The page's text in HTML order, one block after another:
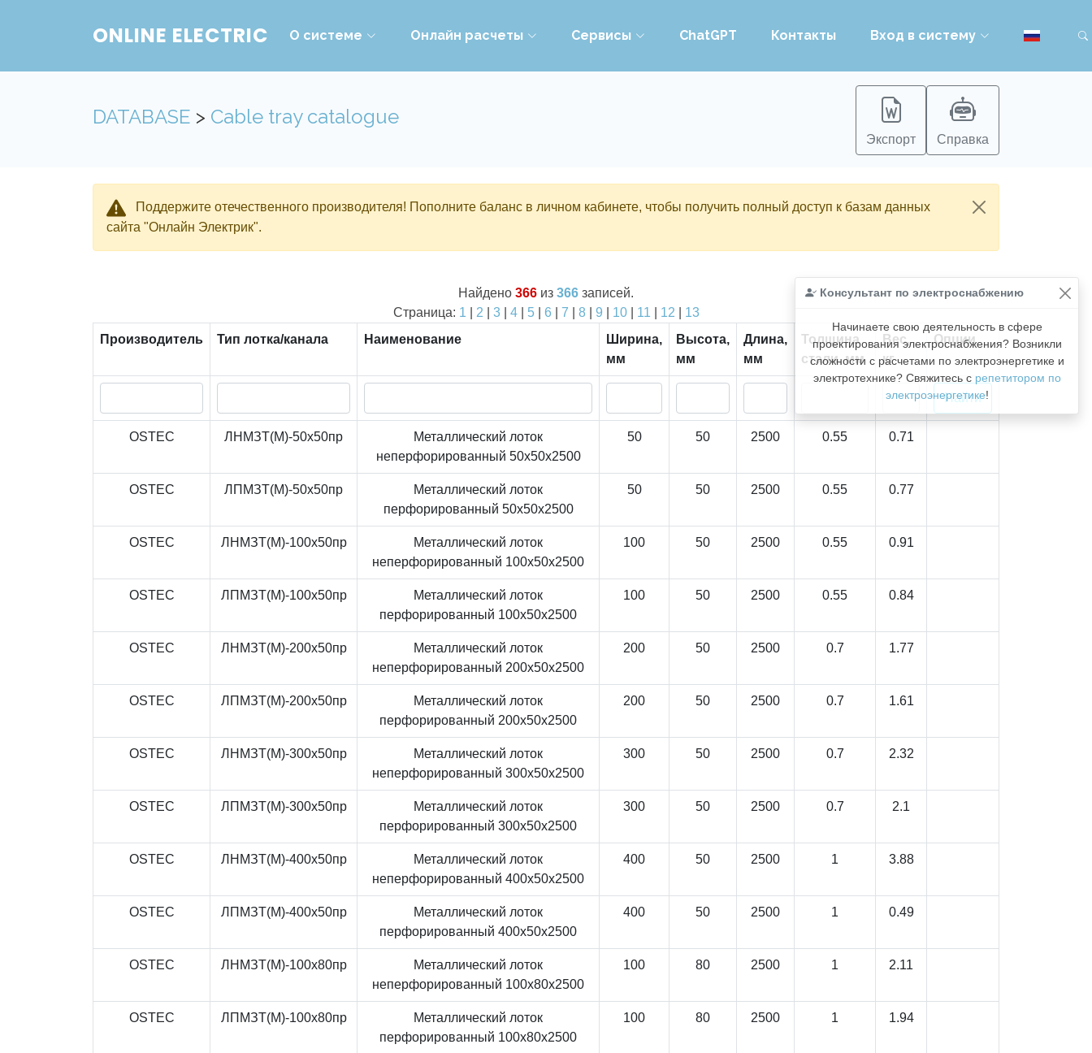
ONLINE ELECTRIC О системе Онлайн расчеты Сервисы ChatGPT Контакты Вход в систему
DATABASE > Cable tray catalogue
Экспорт Справка
Поддержите отечественного производителя! Пополните баланс в личном кабинете, чтобы получить полный доступ к базам данных
сайта "Онлайн Электрик".
Консультант по электроснабжению
Начинаете свою деятельность в сфере
проектирования электроснабжения? Возникли
сложности с расчетами по электроэнергетике и
электротехнике? Свяжитесь с репетитором по
электроэнергетике!
Найдено 366 из 366 записей.
Страница: 1 2 3| 4| 5| 6 7 8| 9 10| 11 12
13
Производитель
Тип лотка/канала Наименование
Ширина,
мм
Высота,
мм
Длина,
мм
Толщина
стали, мм
Вес,
кг
Опции
OSTEC ЛНМЗТ(М)-50x50пр
Металлический лоток
неперфорированный 50x50x2500
50 50 2500 0.55 0.71
OSTEC ЛПМЗТ(М)-50x50пр
Металлический лоток
перфорированный 50x50x2500
50 50 2500 0.55 0.77
OSTEC ЛНМЗТ(М)-100x50пр
Металлический лоток
неперфорированный 100x50x2500
100 50 2500 0.55 0.91
OSTEC ЛПМЗТ(М)-100x50пр
Металлический лоток
перфорированный 100x50x2500
100 50 2500 0.55 0.84
OSTEC ЛНМЗТ(М)-200x50пр
Металлический лоток
неперфорированный 200x50x2500
200 50 2500 0.7 1.77
OSTEC ЛПМЗТ(М)-200x50пр
Металлический лоток
перфорированный 200x50x2500
200 50 2500 0.7 1.61
OSTEC ЛНМЗТ(М)-300x50пр
Металлический лоток
неперфорированный 300x50x2500
300 50 2500 0.7 2.32
OSTEC ЛПМЗТ(М)-300x50пр
Металлический лоток
перфорированный 300x50x2500
300 50 2500 0.7 2.1
OSTEC ЛНМЗТ(М)-400x50пр
Металлический лоток
неперфорированный 400x50x2500
400 50 2500 1 3.88
OSTEC ЛПМЗТ(М)-400x50пр
Металлический лоток
перфорированный 400x50x2500
400 50 2500 1 0.49
OSTEC ЛНМЗТ(М)-100x80пр
Металлический лоток
неперфорированный 100x80x2500
100 80 2500 1 2.11
OSTEC ЛПМЗТ(М)-100x80пр
Металлический лоток
перфорированный 100x80x2500
100 80 2500 1 1.94